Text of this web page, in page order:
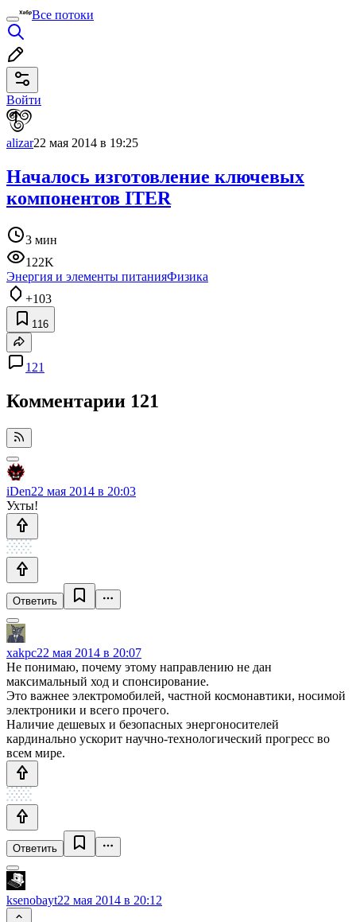
Все потоки
Войти
alizar22 мая 2014 в 19:25
Началось изготовление ключевых
компонентов ITER
3 мин
122K
Энергия и элементы питанияФизика
+103
116
121
Комментарии 121
iDen22 мая 2014 в 20:03
Ухты!
Ответить
xakpc22 мая 2014 в 20:07
Не понимаю, почему этому направлению не дан
максимальный ход и спонсирование.
Это важнее электромобилей, частной космонавтики, носимой
электроники и всего прочего.
Наличие дешевых и безопасных энергоносителей
кардинально ускорит научно-технологический прогресс во
всем мире.
Ответить
ksenobayt22 мая 2014 в 20:12